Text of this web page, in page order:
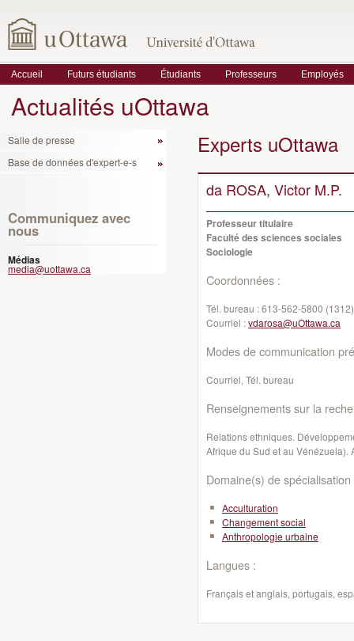
Accueil Futurs étudiants Étudiants Professeurs Employés
Actualités uOttawa
Salle de presse
Base de données d'expert-e-s
Communiquez avec
nous
Médias
media@uottawa.ca
Experts uOttawa
da ROSA, Victor M.P.
Professeur titulaire
Faculté des sciences sociales
Sociologie
Coordonnées :
Tél. bureau :613-562-5800 (1312)
Courriel :vdarosa@uOttawa.ca
Modes de communication
Courriel, Tél. bureau
Renseignements sur la
Relations ethniques.
Afrique du Sud et au
Domaine(s) de spécialisation
Acculturation
Changement social
Anthropologie urbaine
Langues :
Français et anglais, portugais,